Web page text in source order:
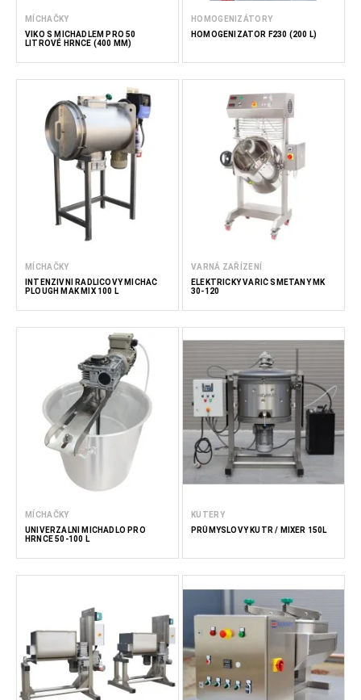
MÍCHAČKY
VÍKO S MÍCHADLEM PRO 50
LITROVÉ HRNCE (400 MM)
HOMOGENIZÁTORY
HOMOGENIZÁTOR F230 (200 L)
MÍCHAČKY
INTENZIVNÍ RADLICOVÝ MÍCHAČ
PLOUGH MAK MIX 100 L
VARNÁ ZAŘÍZENÍ
ELEKTRICKÝ VAŘIČ SMETANY MK
30-120
MÍCHAČKY
UNIVERZÁLNÍ MÍCHADLO PRO
HRNCE 50-100 L
KUTERY
PRŮMYSLOVÝ KUTR / MIXÉR 150L